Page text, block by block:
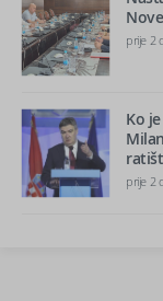
prije 2
Ko
prije 2